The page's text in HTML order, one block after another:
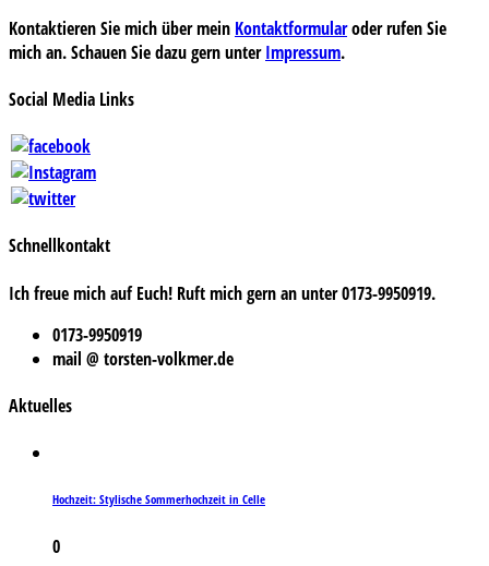
Kontaktieren Sie mich über mein Kontaktformularoder rufen Sie
mich an. Schauen Sie dazu gern unterImpressum.
Social Media Links
Schnellkontakt
Ich freue mich auf Euch! Ruft mich gern an unter 0173-9950919.
0173-9950919
mail @ torsten-volkmer.de
Aktuelles
Hochzeit: Stylische Sommerhochzeit in Celle
0